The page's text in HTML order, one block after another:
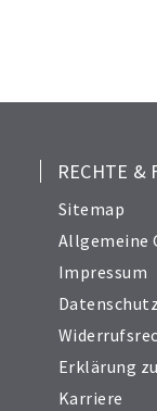
RECHTE &
Sitemap
Allgemeine
Impressum
Erklärung
Karriere